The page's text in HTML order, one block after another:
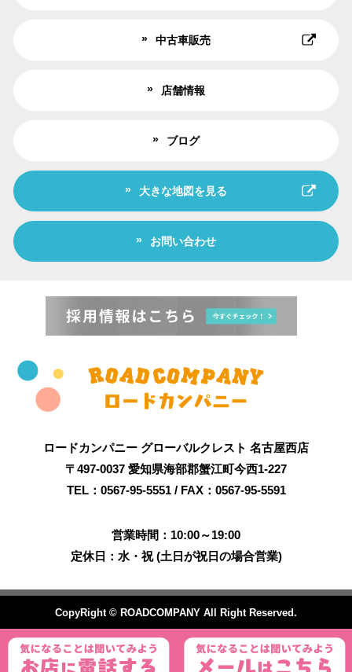
中古車販売
店舗情報
ブログ
大きな地図を見る
お問い合わせ
ロードカンパニー グローバルクレスト 名古屋西店
〒497-0037 愛知県海部郡蟹江町今西1-227
TEL：0567-95-5551 / FAX：0567-95-5591
営業時間：10:00～19:00
定休日：水・祝 (土日が祝日の場合営業)
CopyRight © ROADCOMPANY All Right Reserved.